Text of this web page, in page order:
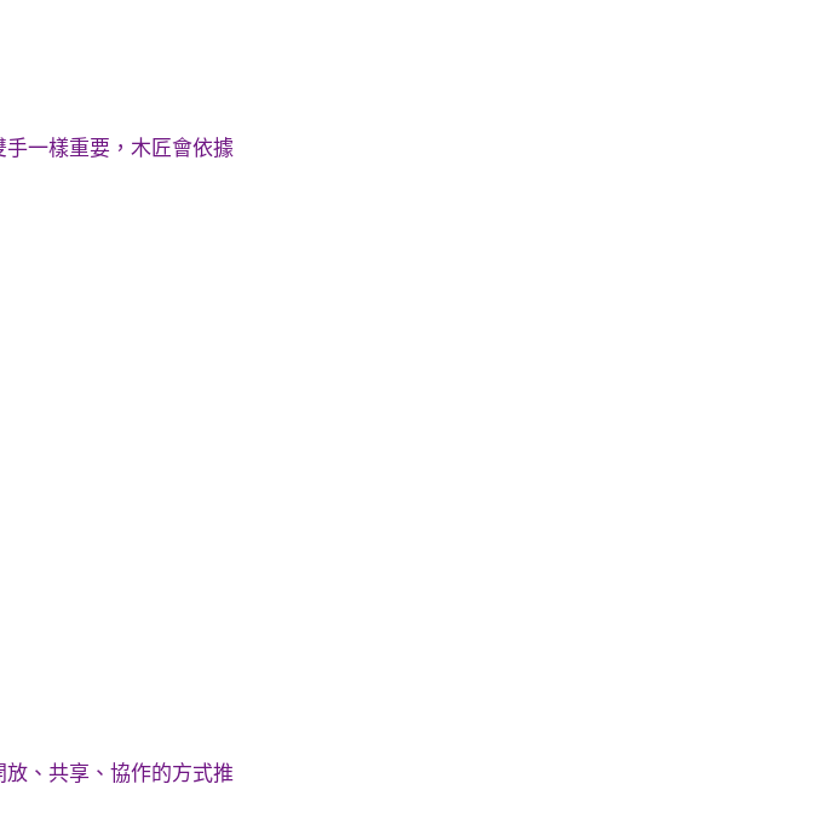
一樣重要，木匠會依據
、共享、協作的方式推